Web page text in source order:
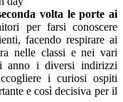
volta le porte ai
per farsi conoscere
facendo respirare ai
nelle classi e nei vari
anno i diversi indirizzi
i curiosi ospiti
e così decisiva per il